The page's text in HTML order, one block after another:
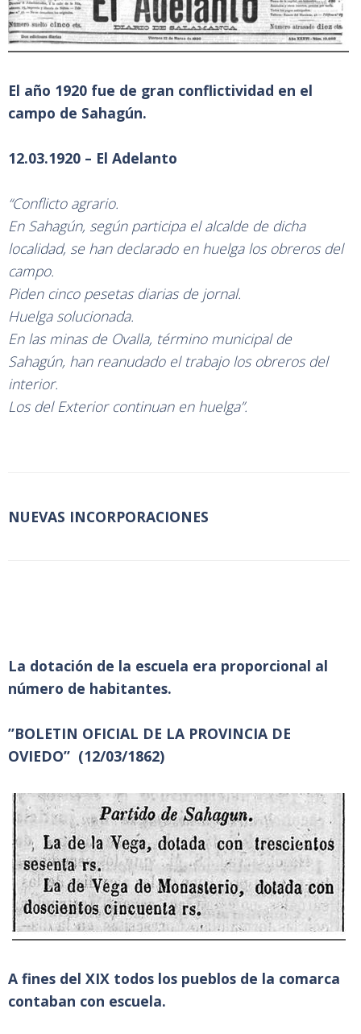
El año 1920 fue de gran conflictividad en el
campo de Sahagún.
12.03.1920 – El Adelanto
“Conflicto agrario.
En Sahagún, según participa el alcalde de dicha
localidad, se han declarado en huelga los obreros del
campo.
Piden cinco pesetas diarias de jornal.
Huelga solucionada.
En las minas de Ovalla, término municipal de
Sahagún, han reanudado el trabajo los obreros del
interior.
Los del Exterior continuan en huelga”.
NUEVAS INCORPORACIONES
La dotación de la escuela era proporcional al
número de habitantes.
”BOLETIN OFICIAL DE LA PROVINCIA DE
OVIEDO” (12/03/1862)
A fines del XIX todos los pueblos de la comarca
contaban con escuela.